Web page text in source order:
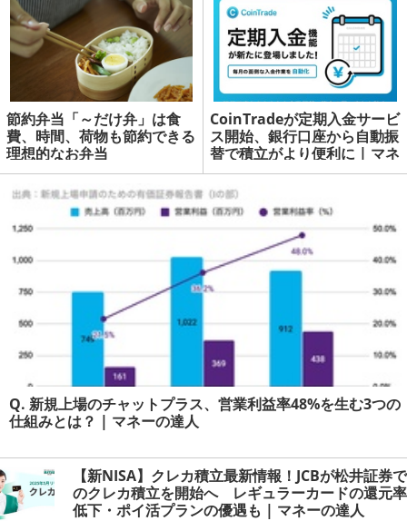
節約弁当「～だけ弁」は食
費、時間、荷物も節約できる
理想的なお弁当
CoinTradeが定期入金サービ
ス開始、銀行口座から自動振
替で積立がより便利に | マネ
ーの達人
Q. 新規上場のチャットプラス、営業利益率48%を生む3つの
仕組みとは？ | マネーの達人
【新NISA】クレカ積立最新情報！JCBが松井証券で
のクレカ積立を開始へ レギュラーカードの還元率
低下・ポイ活プランの優遇も | マネーの達人